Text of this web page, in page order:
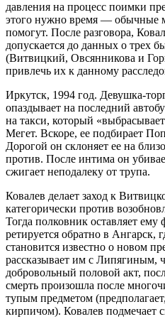
давления на процесс поимки
этого нужно время — обычные
помогут. После разговора,
допускается до данных о трех
(Витвицкий, Овсянникова и
привлечь их к данному
Иркутск, 1994 год. Девушка-
опаздывает на последний
на такси, который
Мегет. Вскоре, ее подбирает
Дорогой он склоняет ее на
против. После интима он
сжигает неподалеку от трупа.
Ковалев делает заход к
категорически против
Тогда полковник оставляет
ретируется обратно в Ангарск,
становится известно о новом
рассказывает им с Липягиным,
добровольный половой акт,
смерть произошла после
тупым предметом
кирпичом). Ковалев подмечает